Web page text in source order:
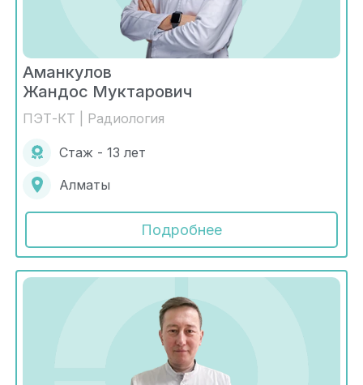
Аманкулов
Жандос Муктарович
ПЭТ-КТ | Радиология
Стаж - 13 лет
Алматы
Подробнее